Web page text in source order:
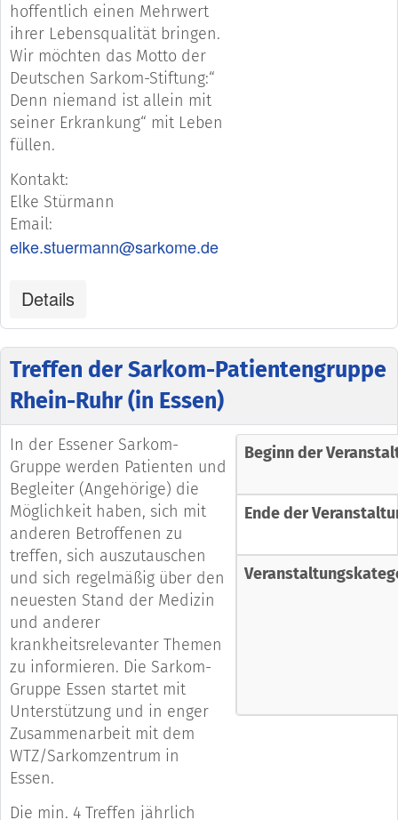
hoffentlich einen Mehrwert
ihrer Lebensqualität bringen.
Wir möchten das Motto der
Deutschen Sarkom-Stiftung:“
Denn niemand ist allein mit
seiner Erkrankung“ mit Leben
füllen.
Kontakt:
Elke Stürmann
Email:
elke.stuermann@sarkome.de
Details
Treffen der Sarkom-Patientengruppe
Rhein-Ruhr (in Essen)
In der Essener Sarkom-
Gruppe werden Patienten und
Begleiter (Angehörige) die
Möglichkeit haben, sich mit
anderen Betroffenen zu
treffen, sich auszutauschen
und sich regelmäßig über den
neuesten Stand der Medizin
und anderer
krankheitsrelevanter Themen
zu informieren. Die Sarkom-
Gruppe Essen startet mit
Unterstützung und in enger
Zusammenarbeit mit dem
WTZ/Sarkomzentrum in
Essen.
Die min. 4 Treffen jährlich
Beginn der
Ende der